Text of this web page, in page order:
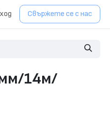
Свържете се с нас
14м/